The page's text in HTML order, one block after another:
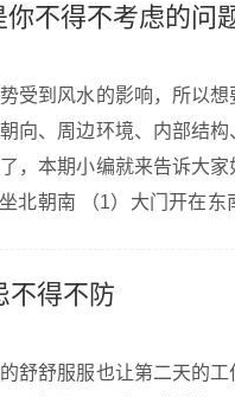
不得不考虑的问
受到风水的影响，所以
向、周边环境、内部结
，本期小编就来告诉大家
不得不防
舒舒服服也让第二天的工